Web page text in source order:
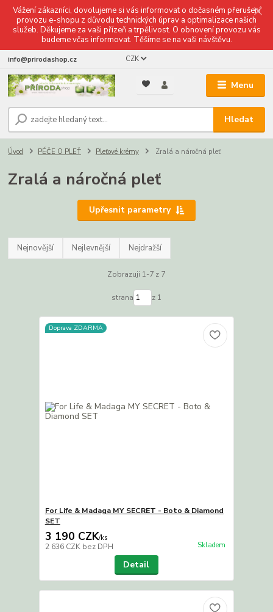
Vážení zákazníci, dovolujeme si vás informovat o dočasném přerušení
provozu e-shopu z důvodu technických úprav a optimalizace našich
služeb. Děkujeme za vaši přízeň a trpělivost. O obnovení provozu vás
budeme včas informovat. Těšíme se na vaši návštěvu.
Menu
CZK
Hledat
info@prirodashop.cz
Úvod PÉČE O PLEŤ Pleťové krémy Zralá a náročná pleť
Zralá a náročná pleť
Upřesnit parametry
Nejnovější Nejlevnější Nejdražší
Zobrazuji 1-7 z 7
strana z 1
Doprava ZDARMA
For Life & Madaga MY SECRET - Boto & Diamond
SET
3 190 CZK/ks
2 636 CZK bez DPH Skladem
Detail